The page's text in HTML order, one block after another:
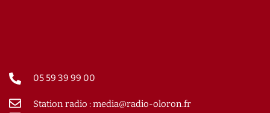
05 59 39 99 00
Station radio : media@radio-oloron.fr